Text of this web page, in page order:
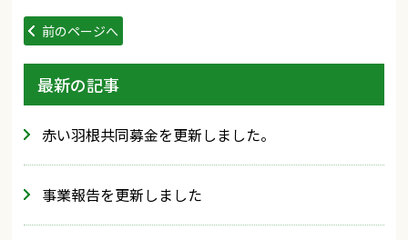
前のページへ
最新の記事
赤い羽根共同募金を更新しました。
事業報告を更新しました